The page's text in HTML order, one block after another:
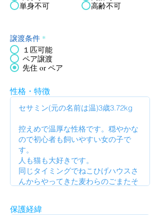
単身不可
高齢不可
譲渡条件 *
１匹可能
ペア譲渡
先住 or ペア
性格・特徴
保護経緯